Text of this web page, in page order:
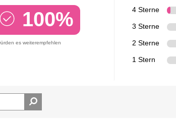
100%
es weiterempfehlen
4 Sterne
3 Sterne
2 Sterne
1 Stern